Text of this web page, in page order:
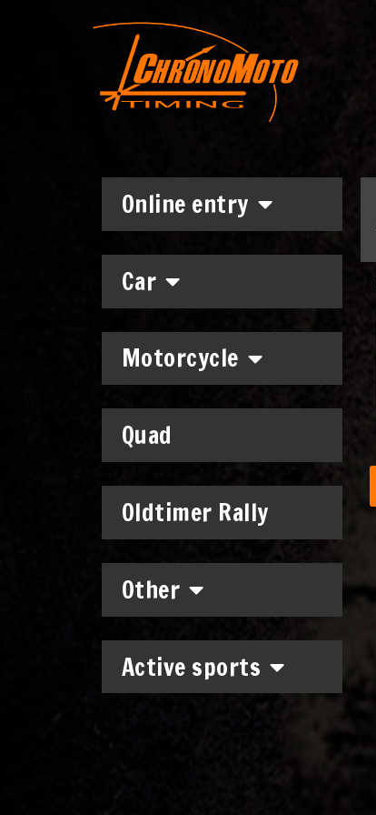
Online entry
Car
Motorcycle
Quad
Oldtimer Rally
Other
Active sports